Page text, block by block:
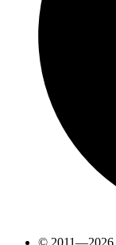
© 2011—2026